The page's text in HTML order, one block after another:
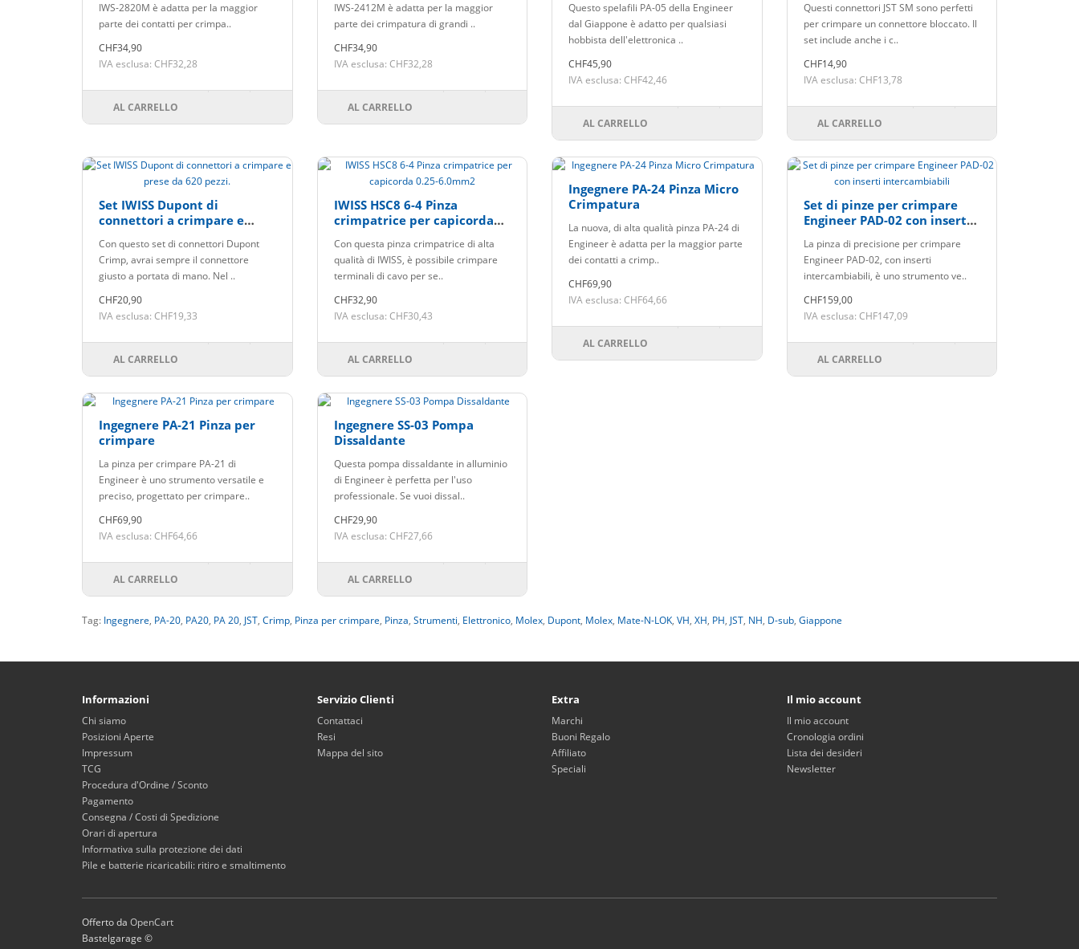
IWS-2820M è adatta per la maggior
parte dei contatti per crimpa..
CHF34,90
IVA esclusa: CHF32,28
AL CARRELLO
IWS-2412M è adatta per la maggior
parte dei crimpatura di grandi ..
CHF34,90
IVA esclusa: CHF32,28
AL CARRELLO
Questo spelafili PA-05 della Engineer
dal Giappone è adatto per qualsiasi
hobbista dell'elettronica ..
CHF45,90
IVA esclusa: CHF42,46
AL CARRELLO
Questi connettori JST SM sono perfetti
per crimpare un connettore bloccato. Il
set include anche i c..
CHF14,90
IVA esclusa: CHF13,78
AL CARRELLO
Set IWISS Dupont di
connettori a crimpare e
Con questo set di connettori Dupont
Crimp, avrai sempre il connettore
giusto a portata di mano. Nel ..
CHF20,90
IVA esclusa: CHF19,33
AL CARRELLO
IWISS HSC8 6-4 Pinza
crimpatrice per capicorda
Con questa pinza crimpatrice di alta
qualità di IWISS, è possibile crimpare
terminali di cavo per se..
CHF32,90
IVA esclusa: CHF30,43
AL CARRELLO
Ingegnere PA-24 Pinza Micro
Crimpatura
La nuova, di alta qualità pinza PA-24 di
Engineer è adatta per la maggior parte
dei contatti a crimp..
CHF69,90
IVA esclusa: CHF64,66
AL CARRELLO
Set di pinze per crimpare
Engineer PAD-02 con inserti
La pinza di precisione per crimpare
Engineer PAD-02, con inserti
intercambiabili, è uno strumento ve..
CHF159,00
IVA esclusa: CHF147,09
AL CARRELLO
Ingegnere PA-21 Pinza per
crimpare
La pinza per crimpare PA-21 di
Engineer è uno strumento versatile e
preciso, progettato per crimpare..
CHF69,90
IVA esclusa: CHF64,66
AL CARRELLO
Ingegnere SS-03 Pompa
Dissaldante
Questa pompa dissaldante in alluminio
di Engineer è perfetta per l'uso
professionale. Se vuoi dissal..
CHF29,90
IVA esclusa: CHF27,66
AL CARRELLO
Tag: Ingegnere, PA-20, PA20, PA 20, JST, Crimp, Pinza per crimpare, Pinza, Strumenti, Elettronico, Molex, Dupont, Molex, Mate-N-LOK, VH, XH, PH, JST, NH, D-sub, Giappone
Informazioni
Chi siamo
Posizioni Aperte
Impressum
TCG
Procedura d'Ordine / Sconto
Pagamento
Consegna / Costi di Spedizione
Orari di apertura
Informativa sulla protezione dei dati
Pile e batterie ricaricabili: ritiro e smaltimento
Servizio Clienti
Contattaci
Resi
Mappa del sito
Extra
Marchi
Buoni Regalo
Affiliato
Speciali
Il mio account
Il mio account
Cronologia ordini
Lista dei desideri
Newsletter
Offerto da OpenCart
Bastelgarage ©